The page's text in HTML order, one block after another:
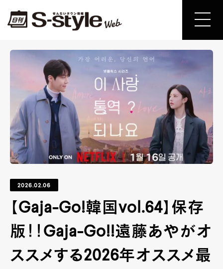
2026.02.06
【Gaja-Go!韓国vol.64】保存
版！！Gaja-Go!!遠藤あやがオ
ススメする2026年オススメ最